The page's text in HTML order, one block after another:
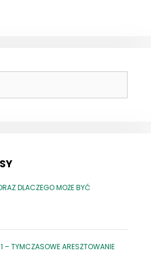
DLACZEGO MOŻE BYĆ
– TYMCZASOWE ARESZTOWANIE